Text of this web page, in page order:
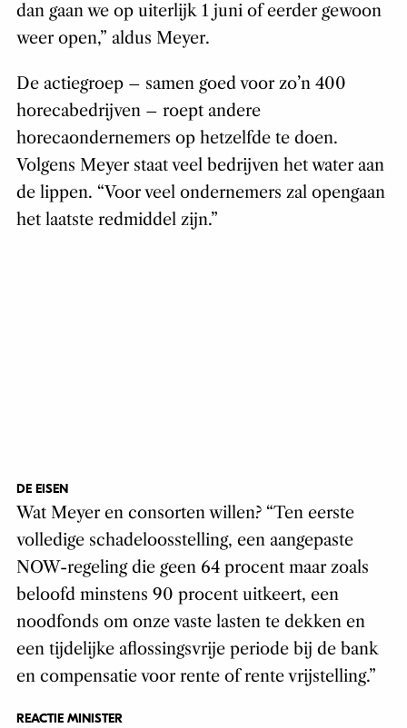
dan gaan we op uiterlijk 1 juni of eerder gewoon
weer open,” aldus Meyer.
De actiegroep – samen goed voor zo’n 400
horecabedrijven – roept andere
horecaondernemers op hetzelfde te doen.
Volgens Meyer staat veel bedrijven het water aan
de lippen. “Voor veel ondernemers zal opengaan
het laatste redmiddel zijn.”
DE EISEN
Wat Meyer en consorten willen? “Ten eerste
volledige schadeloosstelling, een aangepaste
NOW-regeling die geen 64 procent maar zoals
beloofd minstens 90 procent uitkeert, een
noodfonds om onze vaste lasten te dekken en
een tijdelijke aflossingsvrije periode bij de bank
en compensatie voor rente of rente vrijstelling.”
REACTIE MINISTER